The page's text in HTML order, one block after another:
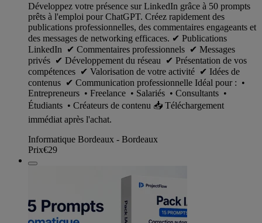
Développez votre présence sur LinkedIn grâce à 50 prompts
prêts à l'emploi pour ChatGPT. Créez rapidement des
publications professionnelles, des commentaires engageants et
des messages de networking efficaces. ✔ Publications
LinkedIn ✔ Commentaires professionnels ✔ Messages
privés ✔ Développement du réseau ✔ Présentation de vos
compétences ✔ Valorisation de votre activité ✔ Idées de
contenus ✔ Communication professionnelle Idéal pour : •
Entrepreneurs • Freelance • Salariés • Consultants •
Étudiants • Créateurs de contenu 📥 Téléchargement
immédiat après l'achat.
Informatique Bordeaux - Bordeaux
Prix€29